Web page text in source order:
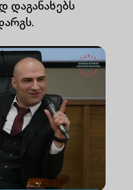
დაგანახებს